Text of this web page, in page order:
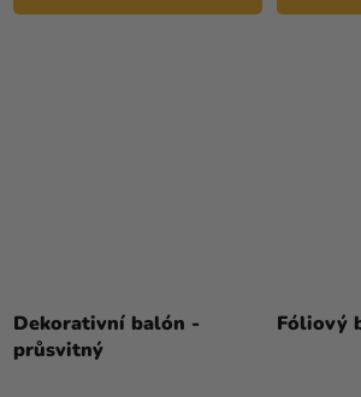
Dekorativní balón -
průsvitný